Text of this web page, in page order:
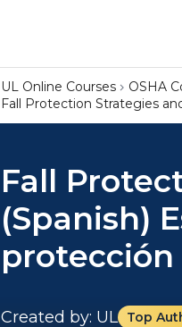
UL Online Courses OSHA
Fall Protection Strategies
Fall
(Spanish)
Created by: UL Top